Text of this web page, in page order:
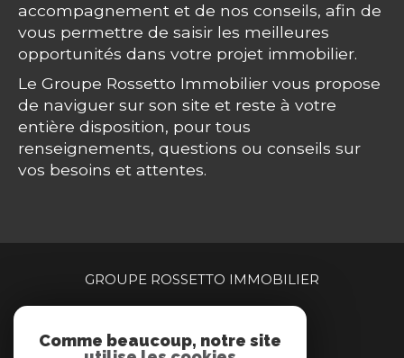
accompagnement et de nos conseils, afin de
vous permettre de saisir les meilleures
opportunités dans votre projet immobilier.
Le Groupe Rossetto Immobilier vous propose
de naviguer sur son site et reste à votre
entière disposition, pour tous
renseignements, questions ou conseils sur
vos besoins et attentes.
GROUPE ROSSETTO IMMOBILIER
centragence@brimmobilier.immo
Comme beaucoup, notre site